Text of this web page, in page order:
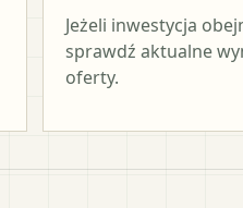
Jeżeli inwestycja
sprawdź aktualne
oferty.